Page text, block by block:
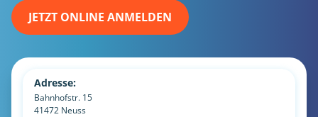
JETZT ONLINE ANMELDEN
Adresse:
Bahnhofstr. 15
41472 Neuss